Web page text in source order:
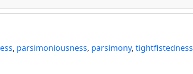
, parsimoniousness, parsimony, tightfistedness